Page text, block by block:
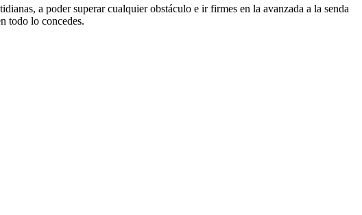
a poder superar cualquier obstáculo e ir firmes en la avanzada a la senda
todo lo concedes.